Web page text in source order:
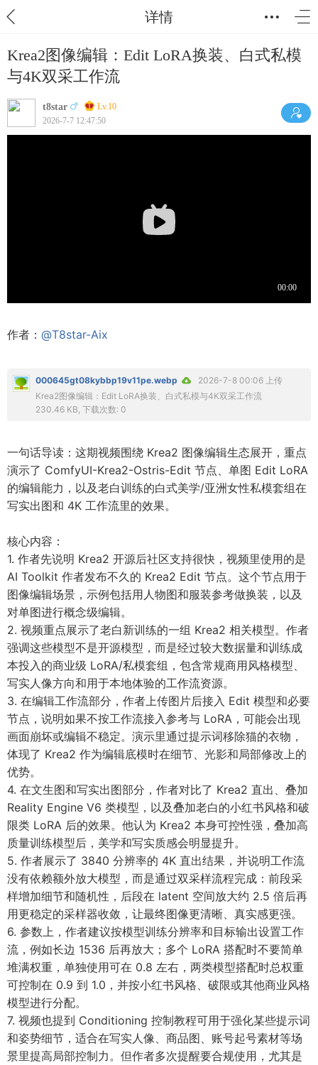
详情
Krea2图像编辑：Edit LoRA换装、白式私模
与4K双采工作流
t8star
Lv.10
2026-7-7 12:47:50
作者： @T8star-Aix
000645gt08kybbp19v11pe.webp
2026-7-8 00:06 上传
Krea2图像编辑：Edit LoRA换装、白式私模与4K双采工作流
230.46 KB, 下载次数: 0
一句话导读：这期视频围绕 Krea2 图像编辑生态展开，重点
演示了 ComfyUI-Krea2-Ostris-Edit 节点、单图 Edit LoRA
的编辑能力，以及老白训练的白式美学/亚洲女性私模套组在
写实出图和 4K 工作流里的效果。
核心内容：
1. 作者先说明 Krea2 开源后社区支持很快，视频里使用的是
AI Toolkit 作者发布不久的 Krea2 Edit 节点。这个节点用于
图像编辑场景，示例包括用人物图和服装参考做换装，以及
对单图进行概念级编辑。
2. 视频重点展示了老白新训练的一组 Krea2 相关模型。作者
强调这些模型不是开源模型，而是经过较大数据量和训练成
本投入的商业级 LoRA/私模套组，包含常规商用风格模型、
写实人像方向和用于本地体验的工作流资源。
3. 在编辑工作流部分，作者上传图片后接入 Edit 模型和必要
节点，说明如果不按工作流接入参考与 LoRA，可能会出现
画面崩坏或编辑不稳定。演示里通过提示词移除猫的衣物，
体现了 Krea2 作为编辑底模时在细节、光影和局部修改上的
优势。
4. 在文生图和写实出图部分，作者对比了 Krea2 直出、叠加
Reality Engine V6 类模型，以及叠加老白的小红书风格和破
限类 LoRA 后的效果。他认为 Krea2 本身可控性强，叠加高
质量训练模型后，美学和写实质感会明显提升。
5. 作者展示了 3840 分辨率的 4K 直出结果，并说明工作流
没有依赖额外放大模型，而是通过双采样流程完成：前段采
样增加细节和随机性，后段在 latent 空间放大约 2.5 倍后再
用更稳定的采样器收敛，让最终图像更清晰、真实感更强。
6. 参数上，作者建议按模型训练分辨率和目标输出设置工作
流，例如长边 1536 后再放大；多个 LoRA 搭配时不要简单
堆满权重，单独使用可在 0.8 左右，两类模型搭配时总权重
可控制在 0.9 到 1.0，并按小红书风格、破限或其他商业风格
模型进行分配。
7. 视频也提到 Conditioning 控制教程可用于强化某些提示词
和姿势细节，适合在写实人像、商品图、账号起号素材等场
景里提高局部控制力。但作者多次提醒要合规使用，尤其是